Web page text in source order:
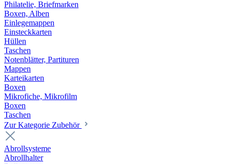
Philatelie, Briefmarken
Boxen, Alben
Einlegemappen
Einsteckkarten
Hüllen
Taschen
Notenblätter, Partituren
Mappen
Karteikarten
Boxen
Mikrofiche, Mikrofilm
Boxen
Taschen
Zur Kategorie Zubehör
Abrollsysteme
Abrollhalter